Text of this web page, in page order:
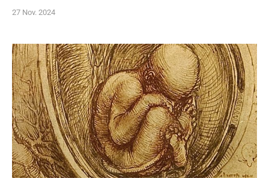
keine haben!“ ist die KAB Olpe/Siegen.
27 Nov. 2024